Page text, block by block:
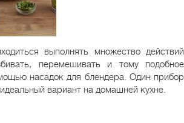
выполнять множество
перемешивать и тому подобное.
насадок для блендера. Один
вариант на домашней кухне.